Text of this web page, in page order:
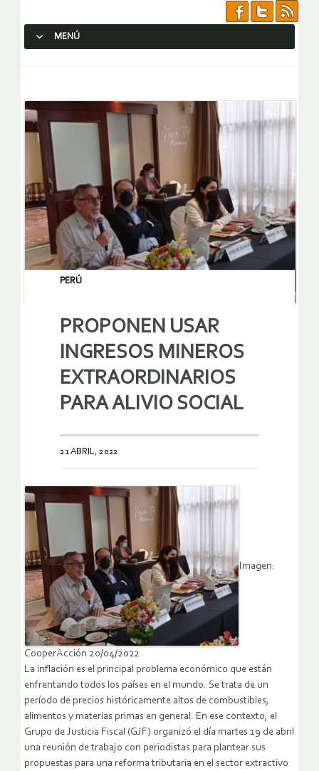
MENÚ
PERÚ
PROPONEN USAR
INGRESOS MINEROS
EXTRAORDINARIOS
PARA ALIVIO SOCIAL
21 ABRIL, 2022
Imagen:
CooperAcción 20/04/2022
La inflación es el principal problema económico que están
enfrentando todos los países en el mundo. Se trata de un
período de precios históricamente altos de combustibles,
alimentos y materias primas en general. En ese contexto, el
Grupo de Justicia Fiscal (GJF) organizó el día martes 19 de abril
una reunión de trabajo con periodistas para plantear sus
propuestas para una reforma tributaria en el sector extractivo